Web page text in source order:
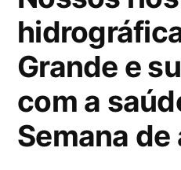
público
em
um
em
Grande e
com a
Semana